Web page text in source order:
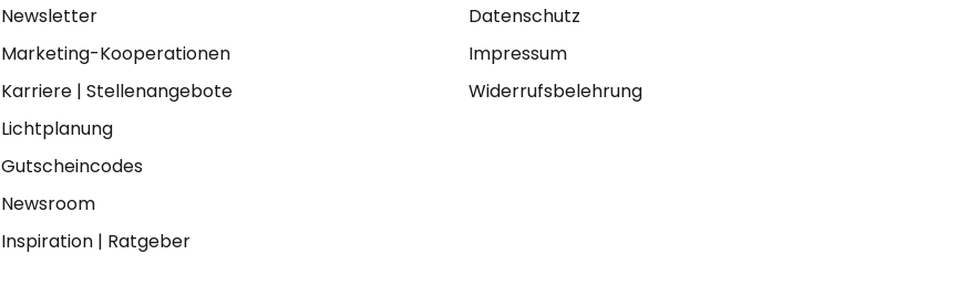
Newsletter
Marketing-Kooperationen
Karriere| Stellenangebote
Lichtplanung
Gutscheincodes
Newsroom
Inspiration| Ratgeber
Datenschutz
Impressum
Widerrufsbelehrung